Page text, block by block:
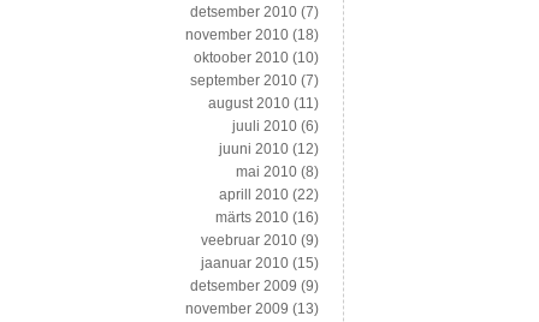
detsember 2010 (7)
november 2010 (18)
oktoober 2010 (10)
september 2010 (7)
august 2010 (11)
juuli 2010 (6)
juuni 2010 (12)
mai 2010 (8)
aprill 2010 (22)
märts 2010 (16)
veebruar 2010 (9)
jaanuar 2010 (15)
detsember 2009 (9)
november 2009 (13)